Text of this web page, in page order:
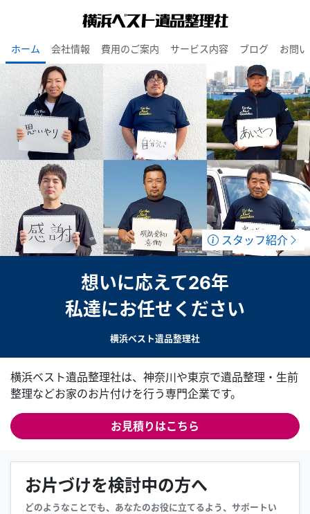
ホーム 会社情報 費用のご案内 サービス内容 ブログ お問
スタッフ紹介
想いに応えて26年
私達にお任せください
横浜ベスト遺品整理社
横浜ベスト遺品整理社は、神奈川や東京で遺品整理・生前
整理などお家のお片付けを行う専門企業です。
お見積りはこちら
お片づけを検討中の方へ
どのようなことでも、あなたのお役に立てるよう、サポートい